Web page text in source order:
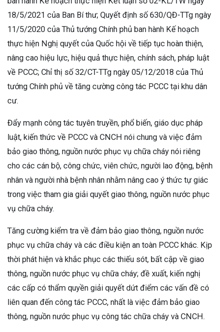
18/5/2021 của Ban Bí thư; Quyết định số 630/QĐ-TTg ngày
11/5/2020 của Thủ tướng Chính phủ ban hành Kế hoạch
thực hiện Nghị quyết của Quốc hội về tiếp tục hoàn thiện,
nâng cao hiệu lực, hiệu quả thực hiện, chính sách, pháp luật
về PCCC; Chỉ thị số 32/CT-TTg ngày 05/12/2018 của Thủ
tướng Chính phủ về tăng cường công tác PCCC tại khu dân
cư.
Đẩy mạnh công tác tuyên truyền, phổ biến, giáo dục pháp
luật, kiến thức về PCCC và CNCH nói chung và việc đảm
bảo giao thông, nguồn nước phục vụ chữa cháy nói riêng
cho các cán bộ, công chức, viên chức, người lao động, bệnh
nhân và người nhà bệnh nhân nhằm nâng cao ý thức tự giác
trong việc tham gia giải quyết giao thông, nguồn nước phục
vụ chữa cháy.
Tăng cường kiểm tra về đảm bảo giao thông, nguồn nước
phục vụ chữa cháy và các điều kiện an toàn PCCC khác. Kịp
thời phát hiện và khắc phục các thiếu sót, bất cập về giao
thông, nguồn nước phục vụ chữa cháy; đề xuất, kiến nghị
các cấp có thẩm quyền giải quyết dứt điểm các vấn đề có
liên quan đến công tác PCCC, nhất là việc đảm bảo giao
thông, nguồn nước phục vụ công tác chữa cháy và CNCH.